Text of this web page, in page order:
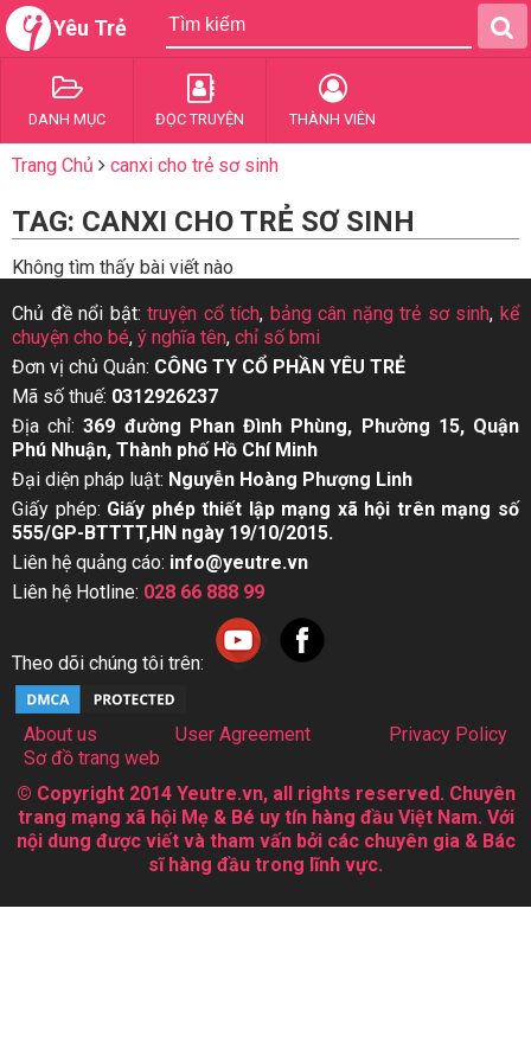
Yêu Trẻ
DANH MỤC ĐỌC TRUYỆN THÀNH VIÊN
Trang Chủ canxi cho trẻ sơ sinh
TAG: CANXI CHO TRẺ SƠ SINH
Không tìm thấy bài viết nào
Chủ đề nổi bật:truyện cổ tích, bảng cân nặng trẻ sơ sinh,kể
chuyện cho bé, ý nghĩa tên, chỉ số bmi
Đơn vị chủ Quản: CÔNG TY CỔ PHẦN YÊU TRẺ
Mã số thuế: 0312926237
Địa chỉ:369 đường Phan Đình Phùng, Phường 15, Quận
Phú Nhuận, Thành phố Hồ Chí Minh
Đại diện pháp luật: Nguyễn Hoàng Phượng Linh
Giấy phép: Giấy phép thiết lập mạng xã hội trên mạng số
555/GP-BTTTT,HN ngày 19/10/2015.
Liên hệ quảng cáo: info@yeutre.vn
Liên hệ Hotline: 028 66 888 99
Theo dõi chúng tôi trên:
About us User Agreement
Privacy Policy
Sơ đồ trang web
© Copyright 2014 Yeutre.vn, all rights reserved. Chuyên
trang mạng xã hội Mẹ & Bé uy tín hàng đầu Việt Nam. Với
nội dung được viết và tham vấn bởi các chuyên gia & Bác
sĩ hàng đầu trong lĩnh vực.